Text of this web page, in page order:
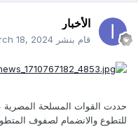
الأخبار
قام بنشر 18, 2024
حددت القوات المسلحة المصرية
للتطوع والانضمام لصفوف